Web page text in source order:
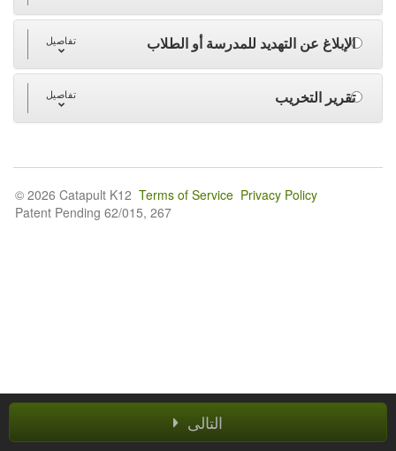
الإبلاغ عن التهديد للمدرسة أو الطلاب تفاصيل
تقرير التخريب تفاصيل
التالى
© 2026 Catapult K12 Terms of Service Privacy Policy
Patent Pending 62/015, 267